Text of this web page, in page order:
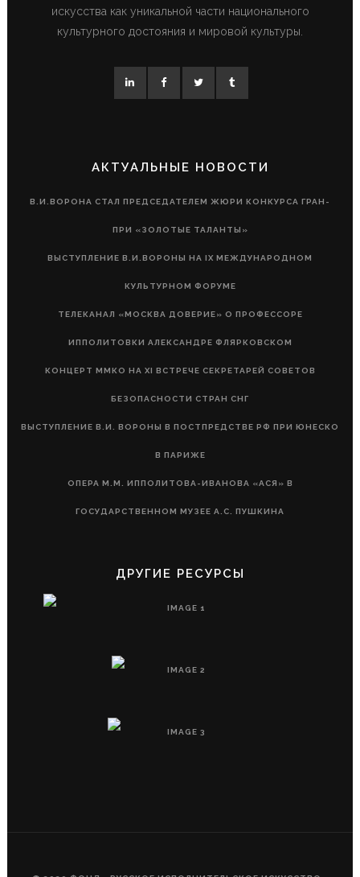
искусства как уникальной части национального
культурного достояния и мировой культуры.
АКТУАЛЬНЫЕ НОВОСТИ
В.И.ВОРОНА СТАЛ ПРЕДСЕДАТЕЛЕМ ЖЮРИ КОНКУРСА ГРАН-
ПРИ «ЗОЛОТЫЕ ТАЛАНТЫ»
ВЫСТУПЛЕНИЕ В.И.ВОРОНЫ НА IX МЕЖДУНАРОДНОМ
КУЛЬТУРНОМ ФОРУМЕ
ТЕЛЕКАНАЛ «МОСКВА ДОВЕРИЕ» О ПРОФЕССОРЕ
ИППОЛИТОВКИ АЛЕКСАНДРЕ ФЛЯРКОВСКОМ
КОНЦЕРТ ММКО НА XI ВСТРЕЧЕ СЕКРЕТАРЕЙ СОВЕТОВ
БЕЗОПАСНОСТИ СТРАН СНГ
ВЫСТУПЛЕНИЕ В.И. ВОРОНЫ В ПОСТПРЕДСТВЕ РФ ПРИ ЮНЕСКО
В ПАРИЖЕ
ОПЕРА М.М. ИППОЛИТОВА-ИВАНОВА «АСЯ» В
ГОСУДАРСТВЕННОМ МУЗЕЕ А.С. ПУШКИНА
ДРУГИЕ РЕСУРСЫ